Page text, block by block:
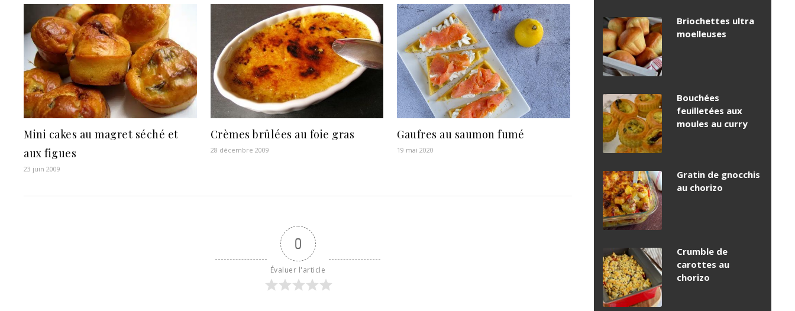
Mini cakes au magret séché et
aux figues
23 juin 2009
Crèmes brûlées au foie gras
28 décembre 2009
Gaufres au saumon fumé
19 mai 2020
0
Évaluer l'article
Briochettes ultra
moelleuses
Bouchées
feuilletées aux
moules au curry
Gratin de gnocchis
au chorizo
Crumble de
carottes au
chorizo